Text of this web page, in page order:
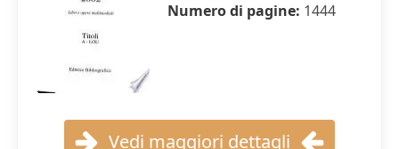
Numero di pagine: 1444
Vedi maggiori dettagli